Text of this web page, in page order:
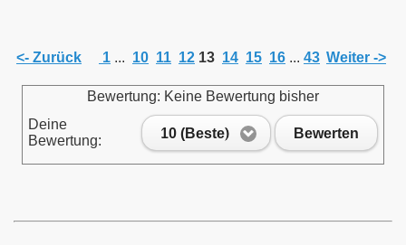
<- Zurück 1 ... 10 11 12 13 14 15 16 ... 43 Weiter ->
Bewertung: Keine Bewertung bisher
Deine
Bewertung:
10 (Beste) Bewerten